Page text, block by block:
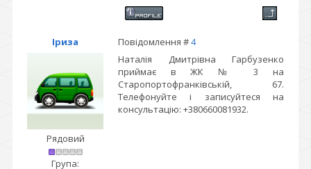
Іриза Повідомлення #4
Рядовий
Група:
Наталія Дмитрівна Гарбузенко
приймає в ЖК № 3 на
Старопортофранківській, 67.
Телефонуйте і записуйтеся на
консультацію: +380660081932.